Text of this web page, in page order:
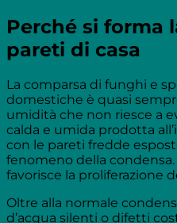
Perché si forma
pareti di casa
La comparsa di funghi e
domestiche è quasi
umidità che non riesce a
calda e umida prodotta
con le pareti fredde
fenomeno della
favorisce la proliferazione
Oltre alla normale
d’acqua silenti o difetti